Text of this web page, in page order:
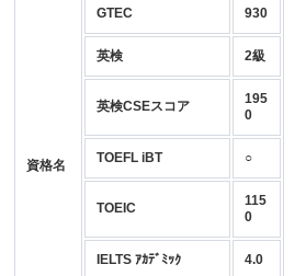
資格名
GTEC 930
英検 2級
英検CSEスコア
195
0
TOEFL iBT ○
TOEIC
115
0
IELTS ｱｶﾃﾞﾐｯｸ 4.0